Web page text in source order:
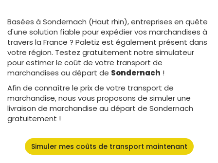
Basées à Sondernach (Haut rhin), entreprises en quête
d'une solution fiable pour expédier vos marchandises à
travers la France ? Paletiz est également présent dans
votre région. Testez gratuitement notre simulateur
pour estimer le coût de votre transport de
marchandises au départ de Sondernach !
Afin de connaître le prix de votre transport de
marchandise, nous vous proposons de simuler une
livraison de marchandise au départ de Sondernach
gratuitement !
Simuler mes coûts de transport maintenant